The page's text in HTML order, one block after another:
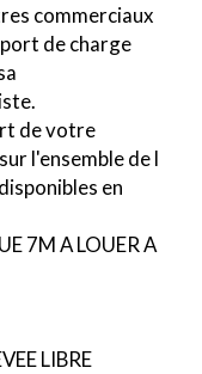
commerciaux
de charge
de votre
l'ensemble de l
en
7M A LOUER A
LIBRE